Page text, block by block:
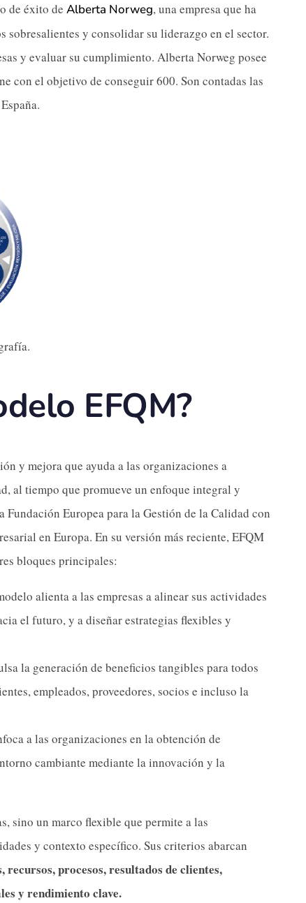
de éxito de Alberta Norweg, una empresa que ha
sobresalientes y consolidar su liderazgo en el sector.
y evaluar su cumplimiento. Alberta Norweg posee
con el objetivo de conseguir 600. Son contadas las
EFQM?
y mejora que ayuda a las organizaciones a
al tiempo que promueve un enfoque integral y
Europea para la Gestión de la Calidad con
en Europa. En su versión más reciente, EFQM
bloques principales:
alienta a las empresas a alinear sus actividades
el futuro, y a diseñar estrategias flexibles y
la generación de beneficios tangibles para todos
empleados, proveedores, socios e incluso la
a las organizaciones en la obtención de
cambiante mediante la innovación y la
sino un marco flexible que permite a las
y contexto específico. Sus criterios abarcan
procesos, resultados de clientes,
y rendimiento clave.